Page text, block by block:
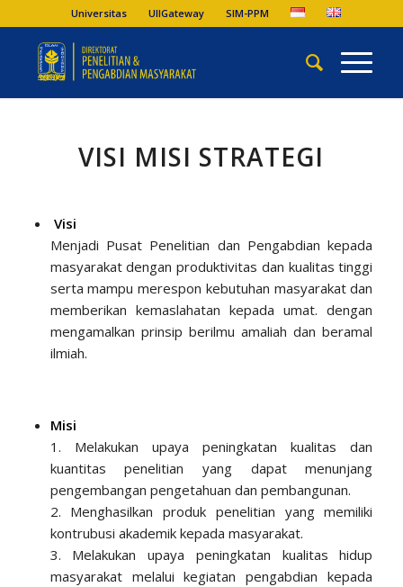
Universitas UIIGateway SIM-PPM
VISI MISI STRATEGI
Visi
Menjadi Pusat Penelitian dan Pengabdian kepada
masyarakat dengan produktivitas dan kualitas tinggi
serta mampu merespon kebutuhan masyarakat dan
memberikan kemaslahatan kepada umat. dengan
mengamalkan prinsip berilmu amaliah dan beramal
ilmiah.
Misi
1. Melakukan upaya peningkatan kualitas dan
kuantitas penelitian yang dapat menunjang
pengembangan pengetahuan dan pembangunan.
2. Menghasilkan produk penelitian yang memiliki
kontrubusi akademik kepada masyarakat.
3. Melakukan upaya peningkatan kualitas hidup
masyarakat melalui kegiatan pengabdian kepada